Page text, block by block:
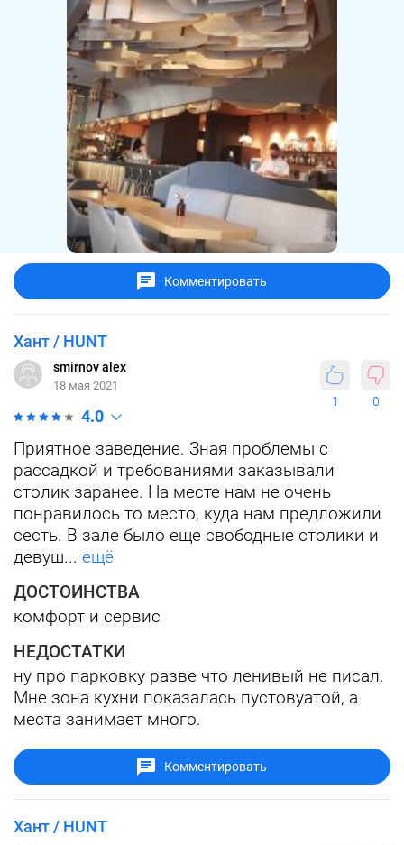
Комментировать
Хант / HUNT
1 0
smirnov alex
18 мая 2021
4.0
Приятное заведение. Зная проблемы с
рассадкой и требованиями заказывали
столик заранее. На месте нам не очень
понравилось то место, куда нам предложили
сесть. В зале было еще свободные столики и
девуш... ещё
ДОСТОИНСТВА
комфорт и сервис
НЕДОСТАТКИ
ну про парковку разве что ленивый не писал.
Мне зона кухни показалась пустовуатой, а
места занимает много.
Комментировать
Хант / HUNT